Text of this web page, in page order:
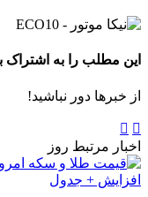
این مطلب را به اشتراک
از خبرها دور نباشید!
اخبار مرتبط روز